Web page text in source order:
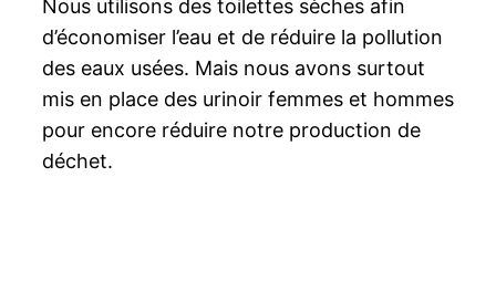
Nous utilisons des toilettes sèches afin
d’économiser l’eau et de réduire la pollution
des eaux usées. Mais nous avons surtout
mis en place des urinoir femmes et hommes
pour encore réduire notre production de
déchet.